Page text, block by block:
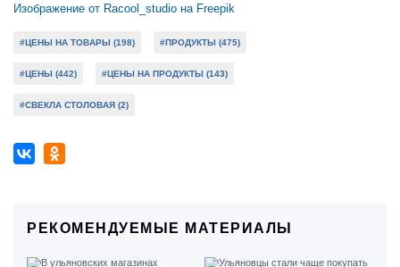
Изображение от Racool_studio на Freepik
#ЦЕНЫ НА ТОВАРЫ (198) #ПРОДУКТЫ (475)
#ЦЕНЫ (442) #ЦЕНЫ НА ПРОДУКТЫ (143)
#СВЕКЛА СТОЛОВАЯ (2)
РЕКОМЕНДУЕМЫЕ МАТЕРИАЛЫ